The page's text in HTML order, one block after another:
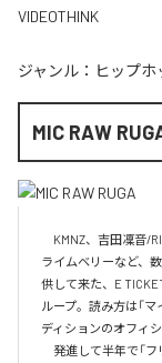
VIDEOTHINK
ジャンル： ヒップ
MIC RAW
KMNZ、吉田凜音/
ライムベリーなど、
供して来た、E
ループ。読み方は「
ディションのオフィ
発進して半年で「フ